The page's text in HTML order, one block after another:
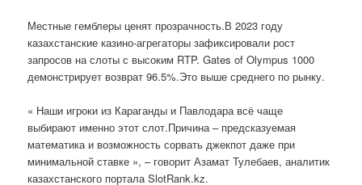
Местные гемблеры ценят прозрачность.В 2023 году
казахстанские казино-агрегаторы зафиксировали рост
запросов на слоты с высоким RTP. Gates of Olympus 1000
демонстрирует возврат 96.5%.Это выше среднего по рынку.
« Наши игроки из Караганды и Павлодара всё чаще
выбирают именно этот слот.Причина – предсказуемая
математика и возможность сорвать джекпот даже при
минимальной ставке », – говорит Азамат Тулебаев, аналитик
казахстанского портала SlotRank.kz.